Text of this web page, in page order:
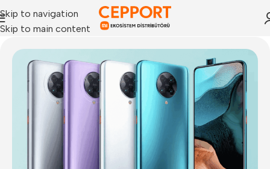
Skip to navigation
Skip to main content